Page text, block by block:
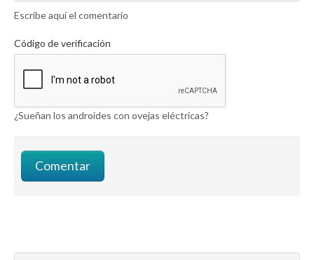
Escribe aquí el comentario
Código de verificación
¿Sueñan los androides con ovejas eléctricas?